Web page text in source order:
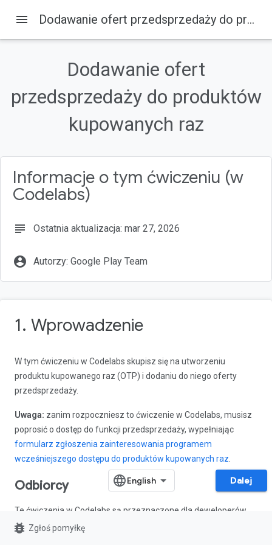
Na tej stronie
Wymagania wstępne
Czego się nauczysz...
Co będzie Ci potrzebne...
menu Dodawanie ofert przedsprzedaży do produktów kupowanych raz
Dodawanie ofert
przedsprzedaży do produktów
kupowanych raz
Informacje o tym ćwiczeniu (w
Codelabs)
subject Ostatnia aktualizacja: mar 27, 2026
account_circle Autorzy: Google Play Team
1. Wprowadzenie
W tym ćwiczeniu w Codelabs skupisz się na utworzeniu
produktu kupowanego raz (OTP) i dodaniu do niego oferty
przedsprzedaży.
Uwaga: zanim rozpoczniesz to ćwiczenie w Codelabs, musisz
poprosić o dostęp do funkcji przedsprzedaży, wypełniając
formularz zgłoszenia zainteresowania programem
wcześniejszego dostępu do produktów kupowanych raz
Odbiorcy
Te ćwiczenia w Codelabs są przeznaczone dla deweloperów
aplikacji na Androida, którzy znają
Dalej
bug_report Zgłoś pomyłkę